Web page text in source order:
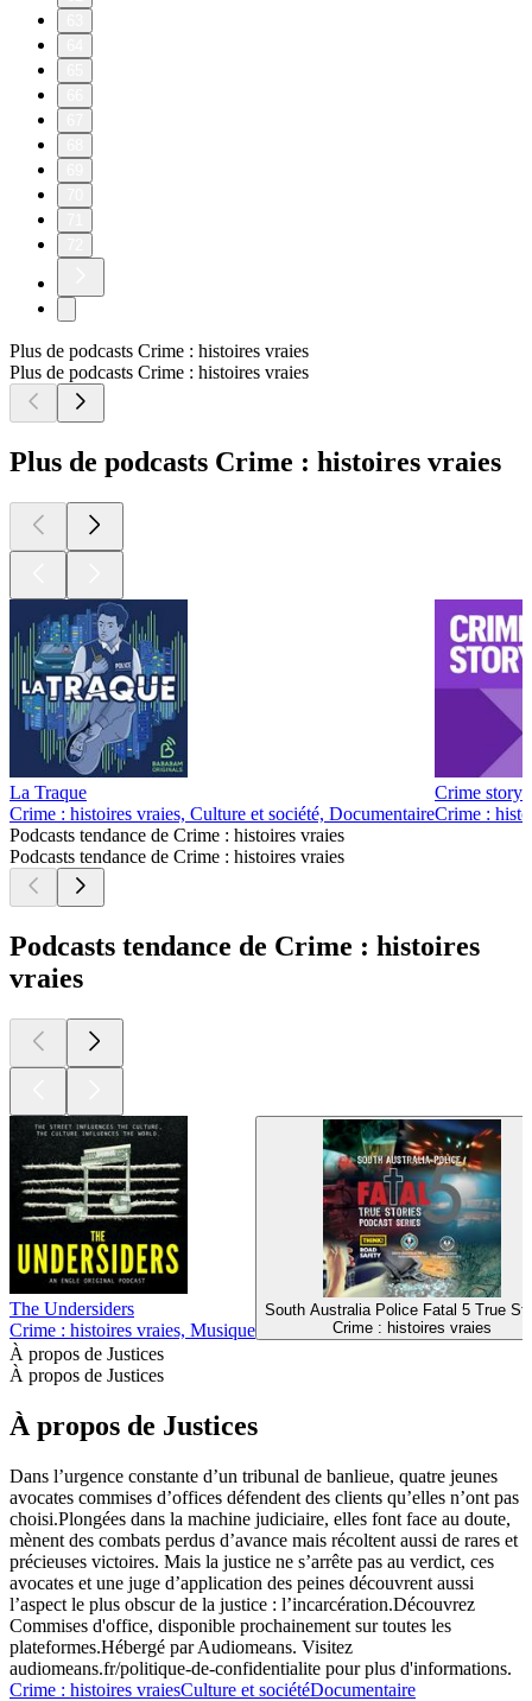
Plus de podcasts Crime : histoires vraies
Plus de podcasts Crime : histoires vraies
Plus de podcasts Crime : histoires vraies
La Traque
Crime : histoires vraies, Culture et société, Documentaire
Crime story
Crime :
Podcasts tendance de Crime : histoires vraies
Podcasts tendance de Crime : histoires vraies
Podcasts tendance de Crime : histoires
vraies
The Undersiders
Crime : histoires vraies, Musique
South Australia Police Fatal 5 True
Crime : histoires vraies
À propos de Justices
À propos de Justices
À propos de Justices
Dans l’urgence constante d’un tribunal de banlieue, quatre jeunes
avocates commises d’offices défendent des clients qu’elles n’ont pas
choisi.Plongées dans la machine judiciaire, elles font face au doute,
mènent des combats perdus d’avance mais récoltent aussi de rares et
précieuses victoires. Mais la justice ne s’arrête pas au verdict, ces
avocates et une juge d’application des peines découvrent aussi
l’aspect le plus obscur de la justice : l’incarcération.Découvrez
Commises d'office, disponible prochainement sur toutes les
plateformes.Hébergé par Audiomeans. Visitez
audiomeans.fr/politique-de-confidentialite pour plus d'informations.
Crime : histoires vraiesCulture et sociétéDocumentaire